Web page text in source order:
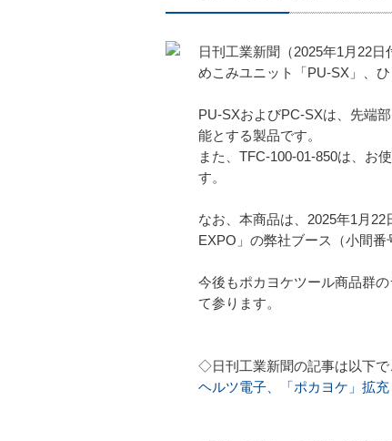
日刊工業新聞（2025年1月22
めこみユニット「PU-SX」、
PU-SXおよびPC-SXは、先端
能とする製品です。
また、TFC-100-01-850は、お
す。
なお、本商品は、2025年1月
EXPO」の弊社ブース（小間番
今後もポカヨケツール商品群
て参ります。
◇日刊工業新聞の記事は以下で
ヘルツ電子、「ポカヨケ」拡